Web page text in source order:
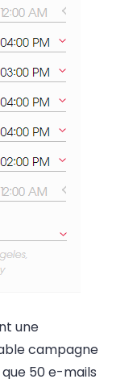
une
campagne
50 e-mails